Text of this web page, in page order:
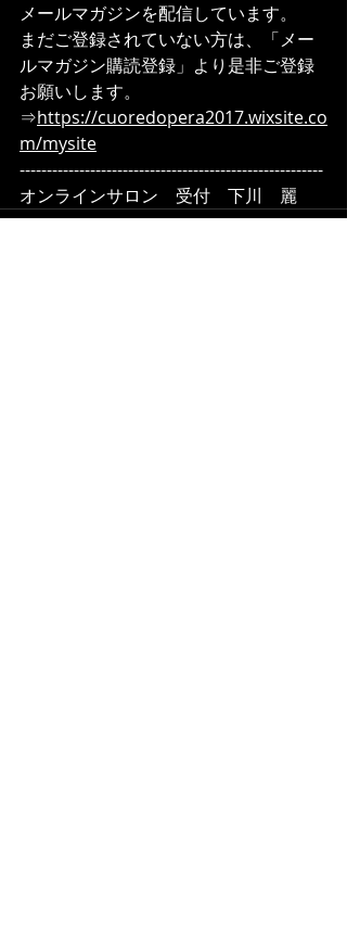
メールマガジンを配信しています。
まだご登録されていない方は、「メー
ルマガジン購読登録」より是非ご登録
お願いします。
⇒https://cuoredopera2017.wixsite.co
m/mysite
--------------------------------------------------------
オンラインサロン　受付　下川　麗